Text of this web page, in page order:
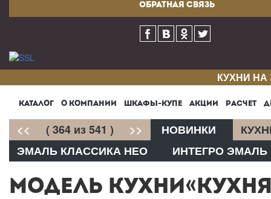
ОБРАТНАЯ СВЯЗЬ
КУХНИ
КАТАЛОГ О КОМПАНИИ ШКАФЫ-КУПЕ АКЦИИ РАСЧЕТ
<< ( 364 из 541 ) >> НОВИНКИ
ЭМАЛЬ КЛАССИКА НЕО
ИНТЕГРО ЭМАЛЬ
МОДЕЛЬ